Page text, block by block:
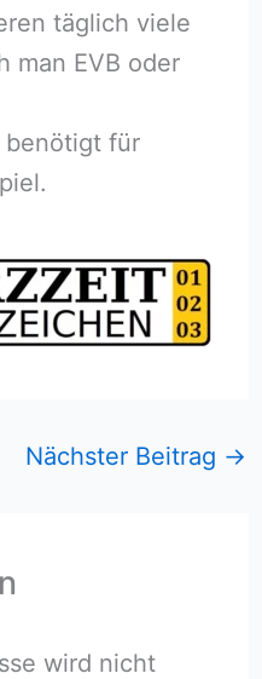
täglich viele
man EVB oder
benötigt für
Nächster Beitrag →
wird nicht